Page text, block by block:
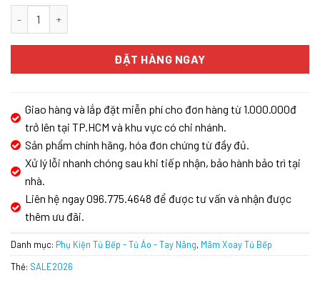
ĐẶT HÀNG NGAY
Giao hàng và lắp đặt miễn phí cho đơn hàng từ 1.000.000đ
trở lên tại TP.HCM và khu vực có chi nhánh.
Sản phẩm chính hãng, hóa đơn chứng từ đầy đủ.
Xử lý lỗi nhanh chóng sau khi tiếp nhận, bảo hành bảo trì tại
nhà.
Liên hệ ngay 096.775.4648 để được tư vấn và nhận được
thêm ưu đãi.
Danh mục: Phụ Kiện Tủ Bếp - Tủ Áo - Tay Nâng, Mâm Xoay Tủ Bếp
Thẻ: SALE2026